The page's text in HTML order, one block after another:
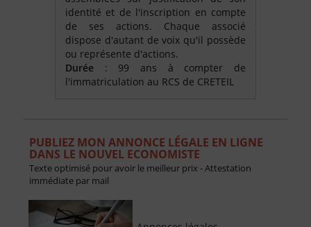
identité et de l'inscription en compte
de ses actions. Chaque associé
dispose d'autant de voix qu'il possède
ou représente d'actions.
Durée : 99 ans à compter de
l'immatriculation au RCS de CRETEIL
PUBLIEZ MON ANNONCE LÉGALE EN LIGNE
DANS LE NOUVEL ECONOMISTE
Texte optimisé pour avoir le meilleur prix - Attestation
immédiate par mail